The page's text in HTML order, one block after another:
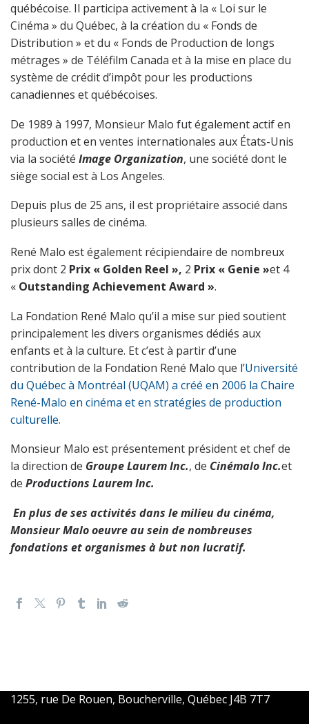
québécoise. Il participa activement à la « Loi sur le
Cinéma » du Québec, à la création du « Fonds de
Distribution » et du « Fonds de Production de longs
métrages » de Téléfilm Canada et à la mise en place du
système de crédit d’impôt pour les productions
canadiennes et québécoises.
De 1989 à 1997, Monsieur Malo fut également actif en
production et en ventes internationales aux États-Unis
via la société Image Organization, une société dont le
siège social est à Los Angeles.
Depuis plus de 25 ans, il est propriétaire associé dans
plusieurs salles de cinéma.
René Malo est également récipiendaire de nombreux
prix dont 2 Prix « Golden Reel », 2 Prix « Genie »et 4
« Outstanding Achievement Award ».
La Fondation René Malo qu’il a mise sur pied soutient
principalement les divers organismes dédiés aux
enfants et à la culture. Et c’est à partir d’une
contribution de la Fondation René Malo que l’Université
du Québec à Montréal (UQAM) a créé en 2006 la Chaire
René-Malo en cinéma et en stratégies de production
culturelle.
Monsieur Malo est présentement président et chef de
la direction de Groupe Laurem Inc., de Cinémalo Inc.et
de Productions Laurem Inc.
En plus de ses activités dans le milieu du cinéma,
Monsieur Malo oeuvre au sein de nombreuses
fondations et organismes à but non lucratif.
1255, rue De Rouen, Boucherville, Québec J4B 7T7